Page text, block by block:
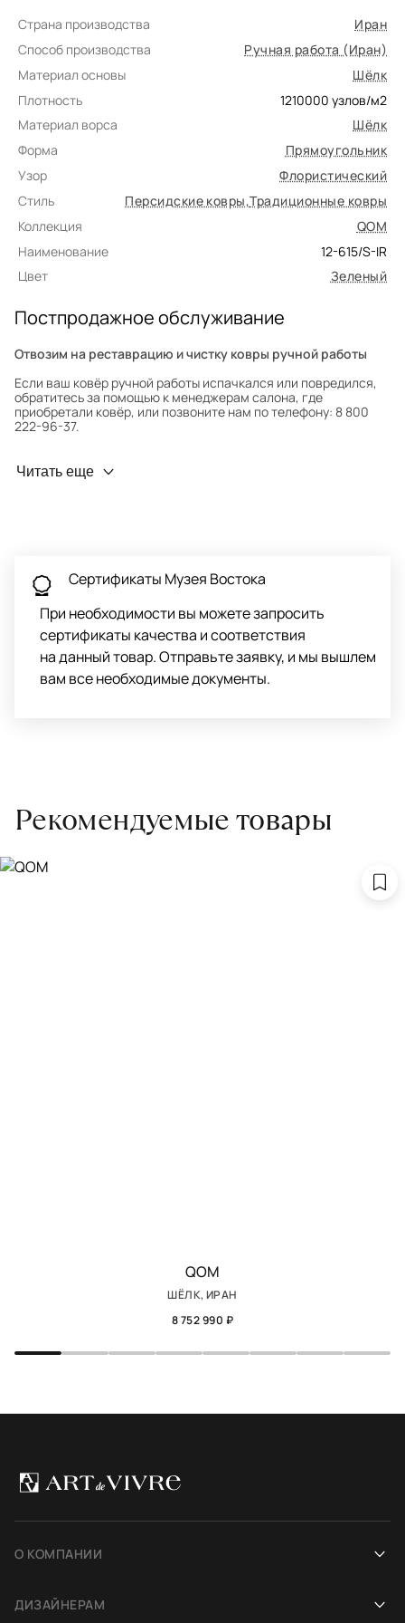
Страна производства
Иран
Способ производства
Ручная работа (Иран)
Материал основы
Шёлк
Плотность
1210000 узлов/м2
Материал ворса
Шёлк
Форма
Прямоугольник
Узор
Флористический
Стиль
Персидские ковры,Традиционные ковры
Коллекция
QOM
Наименование
12-615/S-IR
Цвет
Зеленый
Постпродажное обслуживание
Отвозим на реставрацию и чистку ковры ручной работы
Если ваш ковёр ручной работы испачкался или повредился,
обратитесь за помощью к менеджерам салона, где
приобретали ковёр, или позвоните нам по телефону: 8 800
222-96-37.
Профилактика износа
Обратитесь в салон, где приобретали ковёр, договоритесь о
заборе ковра экспертом либо привозите его в салон.
Читать еще
Сертификаты Музея Востока
При необходимости вы можете запросить
сертификаты качества и соответствия
на данный товар. Отправьте заявку, и мы вышлем
вам все необходимые документы.
Рекомендуемые товары
QOM
ШЁЛК, ИРАН
8 752 990 ₽
О КОМПАНИИ
ДИЗАЙНЕРАМ